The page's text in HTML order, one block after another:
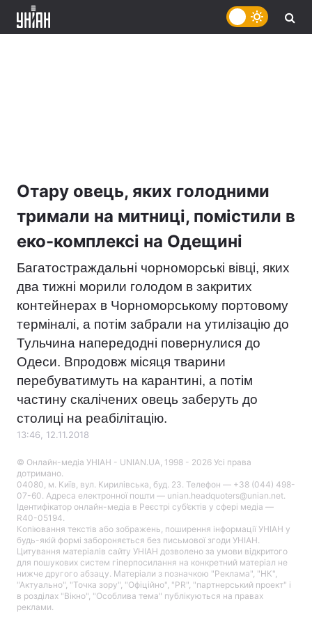
Отару овець, яких голодними
тримали на митниці, помістили в
еко-комплексі на Одещині
Багатостраждальні чорноморські вівці, яких
два тижні морили голодом в закритих
контейнерах в Чорноморському портовому
терміналі, а потім забрали на утилізацію до
Тульчина напередодні повернулися до
Одеси. Впродовж місяця тварини
перебуватимуть на карантині, а потім
частину скалічених овець заберуть до
столиці на реабілітацію.
13:46, 12.11.2018
© Онлайн-медіа УНІАН - UNIAN.UA, 1998 - 2026 Усі права
дотримано.
04080, м. Київ, вул. Кирилівська, буд. 23. Телефон — +38 (044) 498-
07-60. Адреса електронної пошти — unian.headquoters@unian.net.
Ідентифікатор онлайн-медіа в Реєстрі суб’єктів у сфері медіа —
R40-05194.
Копіювання текстів або зображень, поширення інформації УНІАН у
будь-якій формі забороняється без письмової згоди УНІАН.
Цитування матеріалів сайту УНІАН дозволено за умови відкритого
для пошукових систем гіперпосилання на конкретний матеріал не
нижче другого абзацу. Матеріали з позначкою "Реклама", "НК",
"Актуально", "Точка зору", "Офіційно", "PR", "партнерський проект" і
в розділах "Вікно", "Особлива тема" публікуються на правах
реклами.